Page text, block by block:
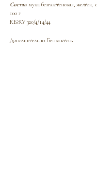
Состав: мука безглютеновая, желток,
100 г
КБЖУ 320/4/14/44
Дополнительно: Без лактозы